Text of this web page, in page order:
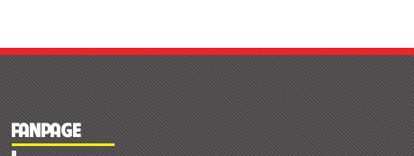
FANPAGE